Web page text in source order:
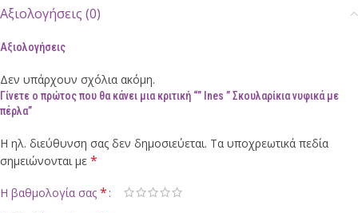
Αξιολογήσεις (0)
Αξιολογήσεις
Δεν υπάρχουν σχόλια ακόμη.
Γίνετε ο πρώτος που θα κάνει μια κριτική “” Ines ” Σκουλαρίκια νυφικά με
πέρλα”
Η ηλ. διεύθυνση σας δεν δημοσιεύεται. Τα υποχρεωτικά πεδία
σημειώνονται με *
Η βαθμολογία σας *